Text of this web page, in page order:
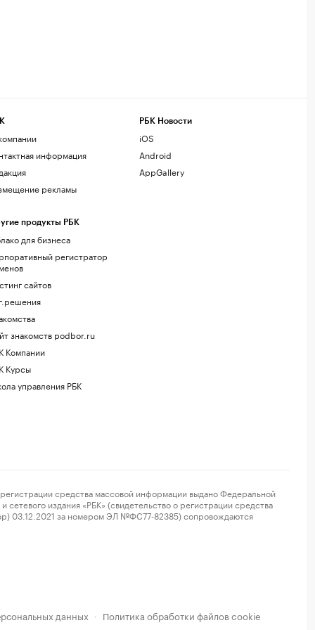
информация
рекламы
продукты РБК
для бизнеса
регистратор
сайтов
знакомств podbor.ru
Компании
Курсы
управления РБК
РБК Новости
iOS
Android
AppGallery
средства массовой информации выдано Федеральной
издания «РБК» (свидетельство о регистрации средства
03.12.2021 за номером ЭЛ №ФС77-82385) сопровождаются
данных · Политика обработки файлов cookie